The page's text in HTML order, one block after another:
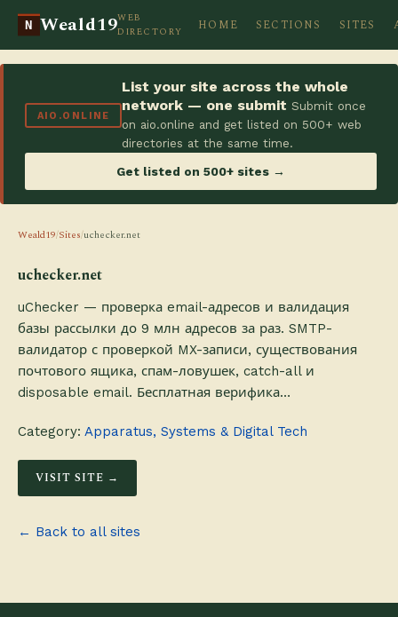
N Weald19WEB
DIRECTORY
HOME SECTIONS SITES
AIO.ONLINE
List your site across the whole
network — one submit Submit once
on aio.online and get listed on 500+ web
directories at the same time.
Get listed on 500+ sites →
Weald19/Sites/uchecker.net
uchecker.net
uChecker — проверка email-адресов и валидация
базы рассылки до 9 млн адресов за раз. SMTP-
валидатор с проверкой MX-записи, существования
почтового ящика, спам-ловушек, catch-all и
disposable email. Бесплатная верифика…
Category: Apparatus, Systems & Digital Tech
VISIT SITE →
← Back to all sites